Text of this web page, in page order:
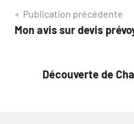
Navigation
de
Publication précédente
Mon avis sur devis
Découverte de